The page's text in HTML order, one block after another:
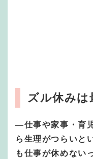
ズル休みは
—仕事や家事・育
ら生理がつらいと
も仕事が休めない